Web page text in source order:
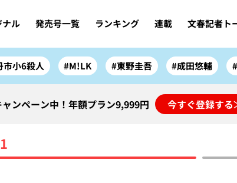
ル 発売号一覧 ランキング 連載 文春記者ト
市小6殺人 #M!LK #東野圭吾 #成田悠輔
ンペーン中！年額プラン9,999円 今すぐ登録す